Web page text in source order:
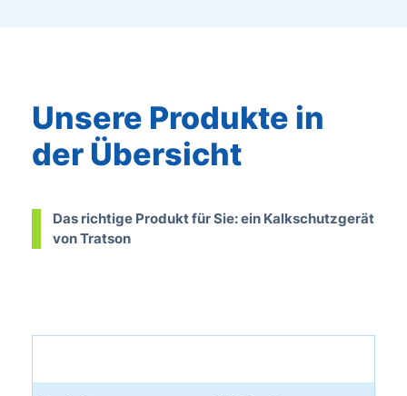
Unsere Produkte in
der Übersicht
Das richtige Produkt für Sie: ein Kalkschutzgerät
von Tratson